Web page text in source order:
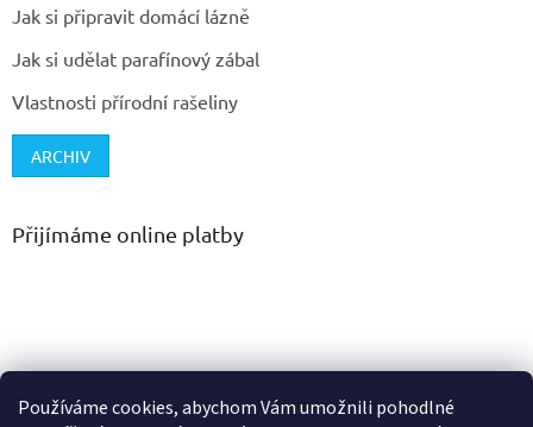
Používáme cookies, abychom Vám umožnili pohodlné
Jak si připravit domácí lázně
Jak si udělat parafínový zábal
Vlastnosti přírodní rašeliny
ARCHIV
Přijímáme online platby